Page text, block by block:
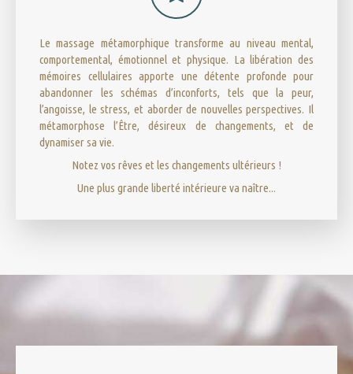
Le massage métamorphique transforme au niveau mental,
comportemental, émotionnel et physique. La libération des
mémoires cellulaires apporte une détente profonde pour
abandonner les schémas d’inconforts, tels que la peur,
l’angoisse, le stress, et aborder de nouvelles perspectives. Il
métamorphose l’Être, désireux de changements, et de
dynamiser sa vie.
Notez vos rêves et les changements ultérieurs !
Une plus grande liberté intérieure va naître...